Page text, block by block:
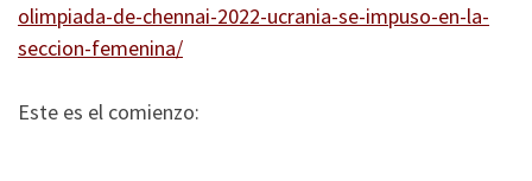
olimpiada-de-chennai-2022-ucrania-se-impuso-en-la-
seccion-femenina/
Este es el comienzo: